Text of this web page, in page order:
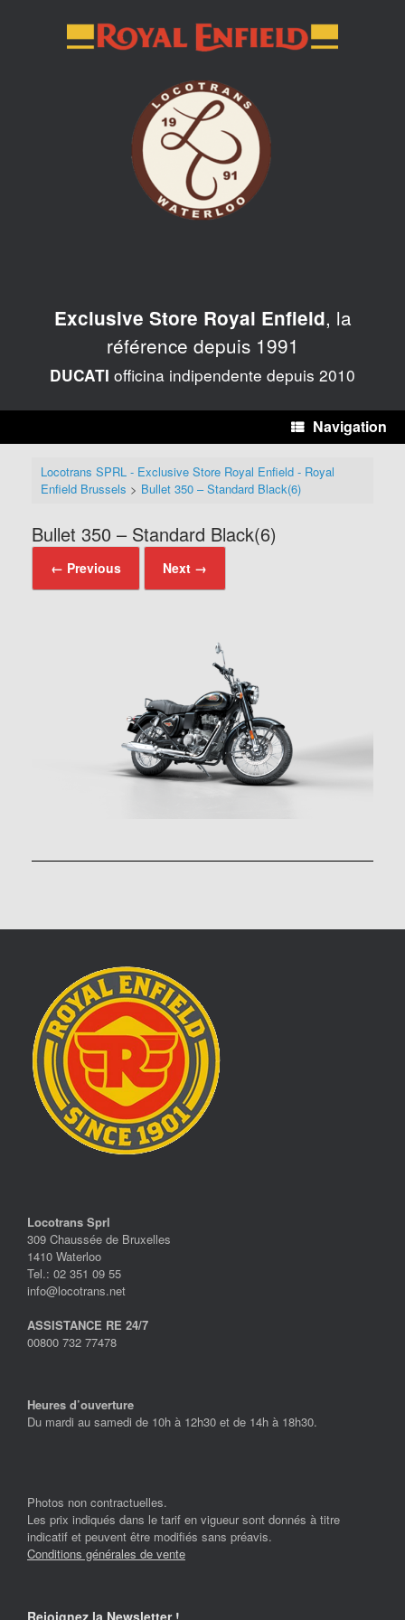
Exclusive Store Royal Enfield, la
référence depuis 1991
DUCATI officina indipendente depuis 2010
Navigation
Locotrans SPRL - Exclusive Store Royal Enfield - Royal
Enfield Brussels > Bullet 350 – Standard Black(6)
Bullet 350 – Standard Black(6)
← Previous Next →
Locotrans Sprl
309 Chaussée de Bruxelles
1410 Waterloo
Tel.: 02 351 09 55
info@locotrans.net
ASSISTANCE RE 24/7
00800 732 77478
Heures d’ouverture
Du mardi au samedi de 10h à 12h30 et de 14h à 18h30.
Photos non contractuelles.
Les prix indiqués dans le tarif en vigueur sont donnés à titre
indicatif et peuvent être modifiés sans préavis.
Conditions générales de vente
Rejoignez la Newsletter !